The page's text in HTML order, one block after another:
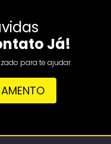
Já!
para te ajudar.